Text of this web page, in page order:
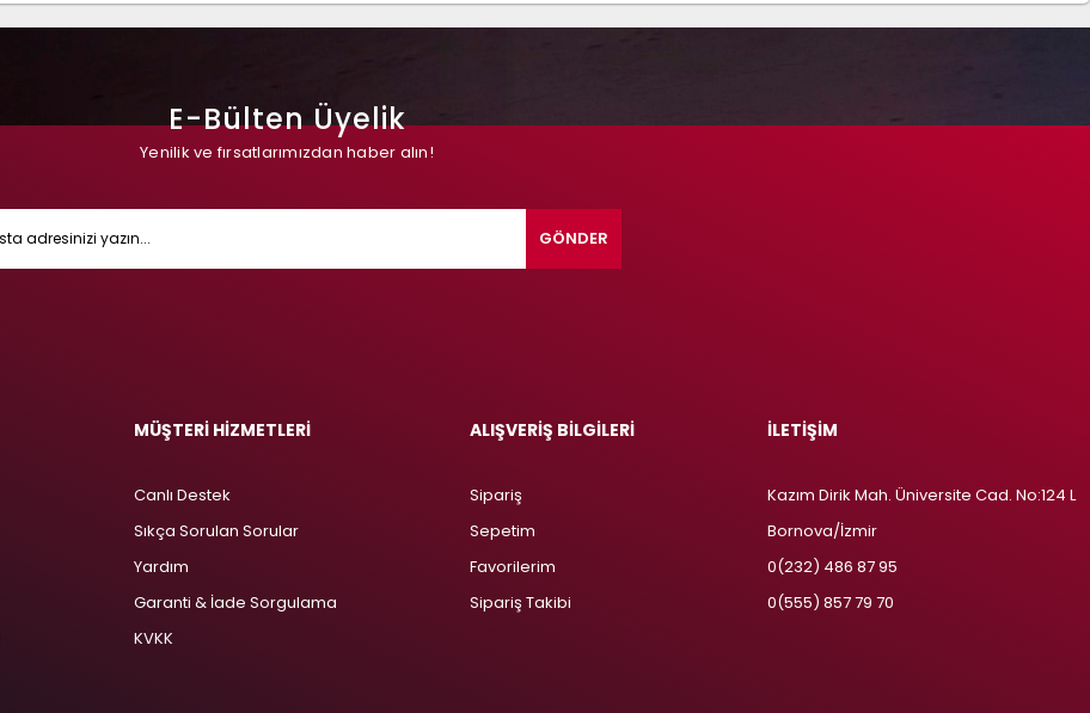
E-Bülten Üyelik
Yenilik ve fırsatlarımızdan haber alın!
GÖNDER
MÜŞTERİ HİZMETLERİ
Canlı Destek
Sıkça Sorulan Sorular
Yardım
Garanti & İade Sorgulama
KVKK
ALIŞVERİŞ BİLGİLERİ
Sipariş
Sepetim
Favorilerim
Sipariş Takibi
İLETİŞİM
Kazım Dirik Mah. Üniversite Cad. No:124 L
Bornova/İzmir
0(232) 486 87 95
0(555) 857 79 70